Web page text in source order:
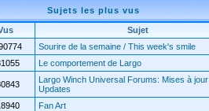
Sujets les plus vus
Sujet
Sourire de la semaine / This week's smile
Le comportement de Largo
Largo Winch Universal Forums: Mises à
Updates
Fan Art